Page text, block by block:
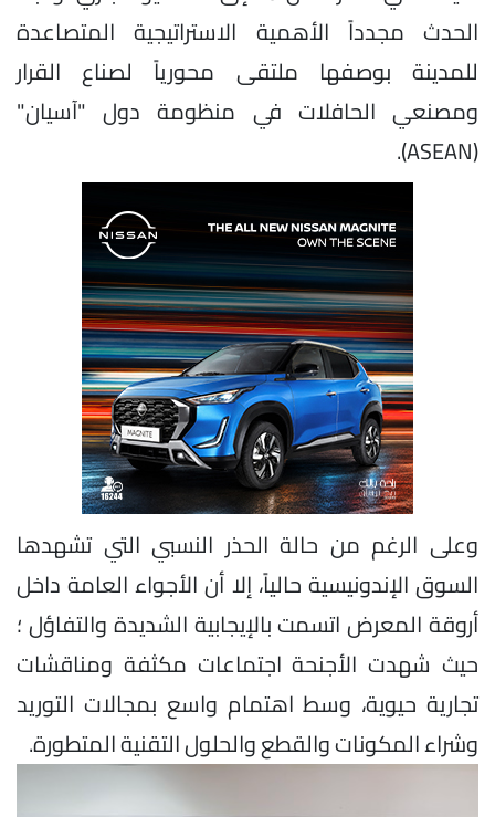
الحدث مجدداً الأهمية الاستراتيجية المتصاعدة
للمدينة بوصفها ملتقى محورياً لصناع القرار
ومصنعي الحافلات في منظومة دول "آسيان"
(ASEAN).
وعلى الرغم من حالة الحذر النسبي التي تشهدها
السوق الإندونيسية حالياً، إلا أن الأجواء العامة داخل
أروقة المعرض اتسمت بالإيجابية الشديدة والتفاؤل ؛
حيث شهدت الأجنحة اجتماعات مكثفة ومناقشات
تجارية حيوية، وسط اهتمام واسع بمجالات التوريد
وشراء المكونات والقطع والحلول التقنية المتطورة.